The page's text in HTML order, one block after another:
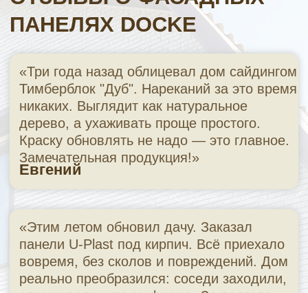
Хотите доверить монтаж
профессионалам?
Мы сделаем полный расчет
сметы и окажем
профессиональные услуги по
монтажу панелей, по
договору и с гарантией
Узнать условия →
ПРИЕЗЖАЙТЕ В НАШ
МАГАЗИН В ВОЛГОГРАДЕ